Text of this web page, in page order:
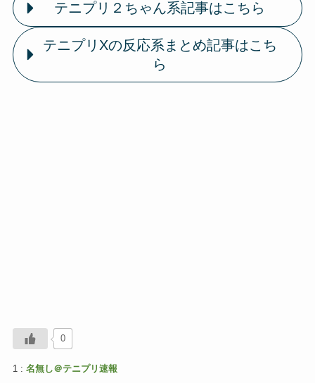
テニプリ２ちゃん系記事はこちら
テニプリXの反応系まとめ記事はこち
ら
0
1 : 名無し＠テニプリ速報